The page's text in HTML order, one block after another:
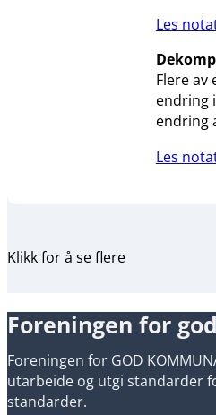
Les
Flere
endring
endring
Les
Klikk for å se flere
Foreningen for
Foreningen for GOD
utarbeide og utgi standarder
standarder.